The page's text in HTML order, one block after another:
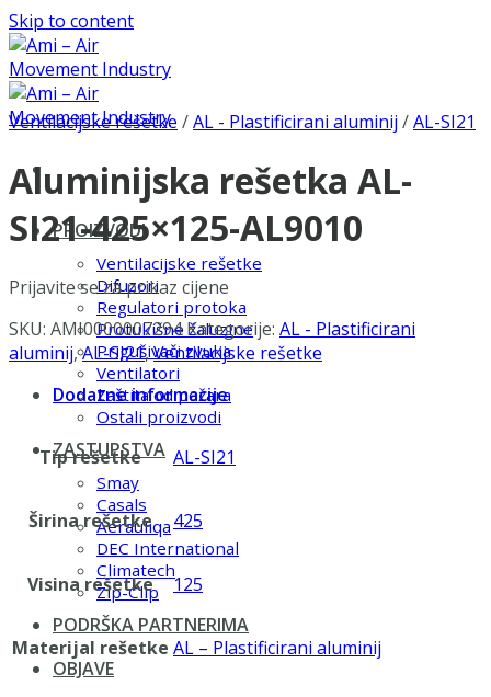
Skip to content
PROIZVODI
Ventilacijske rešetke
Difuzori
Regulatori protoka
Protukišne žaluzine
Prigušivači zvuka
Ventilatori
Zaštita od požara
Ostali proizvodi
ZASTUPSTVA
Smay
Casals
Aerauliqa
DEC International
Climatech
Zip-Clip
PODRŠKA PARTNERIMA
OBJAVE
Ventilacijske rešetke /AL - Plastificirani aluminij /AL-SI21
Aluminijska rešetka AL-
SI21-425×125-AL9010
Prijavite se za prikaz cijene
SKU: AMI0000007294 Kategorije: AL - Plastificirani
aluminij,AL-SI21,Ventilacijske rešetke
Dodatne informacije
Tip rešetke AL-SI21
Širina rešetke 425
Visina rešetke 125
Materijal rešetke AL – Plastificirani aluminij